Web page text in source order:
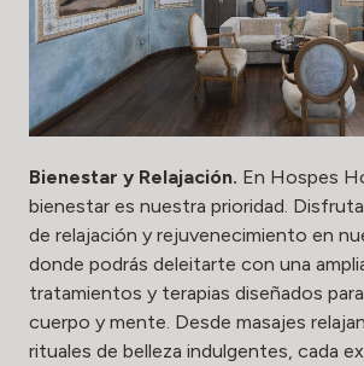
Bienestar y Relajación. En Hospes
bienestar es nuestra prioridad.
de relajación y rejuvenecimiento en
donde podrás deleitarte con una
tratamientos y terapias diseñados
cuerpo y mente. Desde masajes
rituales de belleza indulgentes, cada